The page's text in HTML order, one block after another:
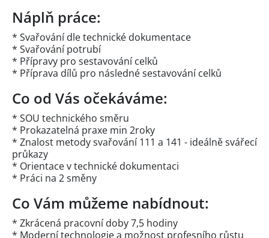
Náplň práce:
* Svařování dle technické dokumentace
* Svařování potrubí
* Přípravy pro sestavování celků
* Příprava dílů pro následné sestavování celků
Co od Vás očekáváme:
* SOU technického směru
* Prokazatelná praxe min 2roky
* Znalost metody svařování 111 a 141 - ideálně svářecí
průkazy
* Orientace v technické dokumentaci
* Práci na 2 směny
Co Vám můžeme nabídnout:
* Zkrácená pracovní doby 7,5 hodiny
* Moderní technologie a možnost profesního růstu